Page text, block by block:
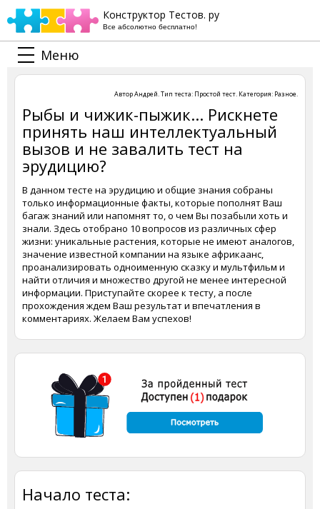
Конструктор Тестов. ру
Все абсолютно бесплатно!
Меню
АвторАндрей. Тип теста: Простой тест. Категория: Разное.
Рыбы и чижик-пыжик... Рискнете
принять наш интеллектуальный
вызов и не завалить тест на
эрудицию?
В данном тесте на эрудицию и общие знания собраны
только информационные факты, которые пополнят Ваш
багаж знаний или напомнят то, о чем Вы позабыли хоть и
знали. Здесь отобрано 10 вопросов из различных сфер
жизни: уникальные растения, которые не имеют аналогов,
значение известной компании на языке африкаанс,
проанализировать одноименную сказку и мультфильм и
найти отличия и множество другой не менее интересной
информации. Приступайте скорее к тесту, а после
прохождения ждем Ваш результат и впечатления в
комментариях. Желаем Вам успехов!
Начало теста: